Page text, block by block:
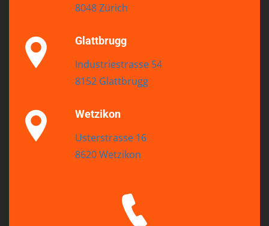
8048 Zürich
Glattbrugg
Industriestrasse 54
8152 Glattbrugg
Wetzikon
Usterstrasse 16
8620 Wetzikon